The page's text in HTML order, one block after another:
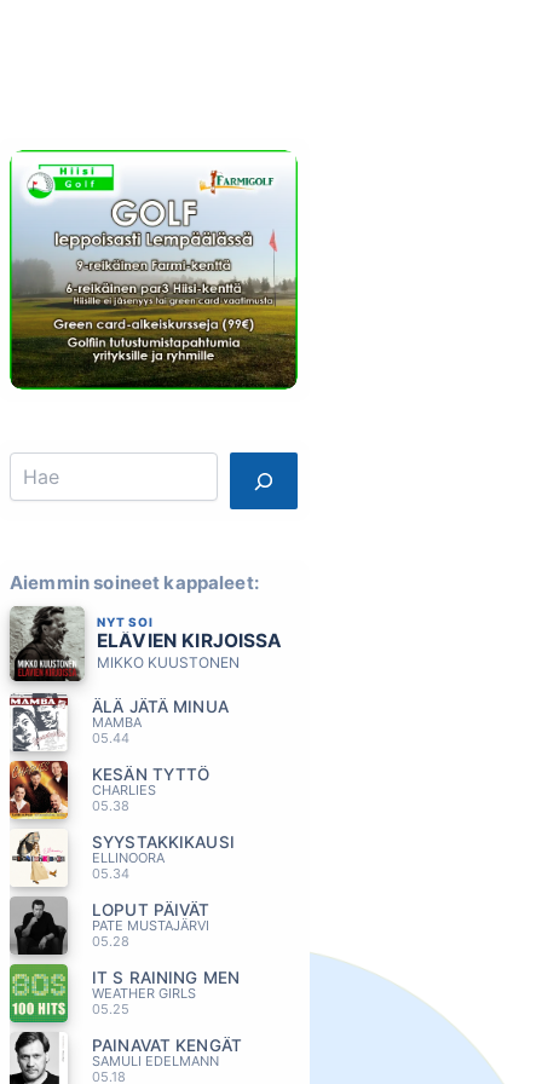
Search
Aiemmin soineet kappaleet:
NYT SOI
ELÄVIEN KIRJOISSA
MIKKO KUUSTONEN
ÄLÄ JÄTÄ MINUA
MAMBA
05.44
KESÄN TYTTÖ
CHARLIES
05.38
SYYSTAKKIKAUSI
ELLINOORA
05.34
LOPUT PÄIVÄT
PATE MUSTAJÄRVI
05.28
IT S RAINING MEN
WEATHER GIRLS
05.25
PAINAVAT KENGÄT
SAMULI EDELMANN
05.18